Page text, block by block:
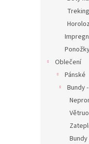
Oblečení
Pánské
Bundy